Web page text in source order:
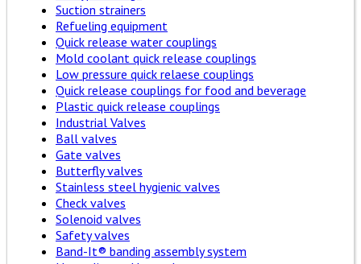
Suction strainers
Refueling equipment
Quick release water couplings
Mold coolant quick release couplings
Low pressure quick relaese couplings
Quick release couplings for food and beverage
Plastic quick release couplings
Industrial Valves
Ball valves
Gate valves
Butterfly valves
Stainless steel hygienic valves
Check valves
Solenoid valves
Safety valves
Band-It® banding assembly system